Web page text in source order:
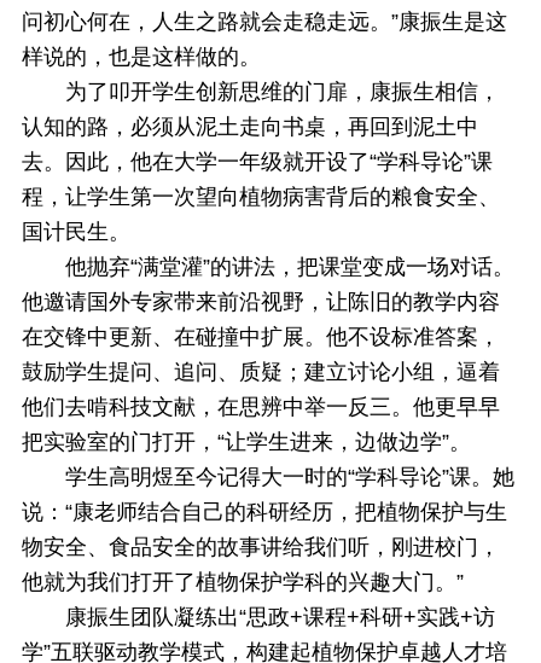
问初心何在，人生之路就会走稳走远。”康振生是这
样说的，也是这样做的。
为了叩开学生创新思维的门扉，康振生相信，
认知的路，必须从泥土走向书桌，再回到泥土中
去。因此，他在大学一年级就开设了“学科导论”课
程，让学生第一次望向植物病害背后的粮食安全、
国计民生。
他抛弃“满堂灌”的讲法，把课堂变成一场对话。
他邀请国外专家带来前沿视野，让陈旧的教学内容
在交锋中更新、在碰撞中扩展。他不设标准答案，
鼓励学生提问、追问、质疑；建立讨论小组，逼着
他们去啃科技文献，在思辨中举一反三。他更早早
把实验室的门打开，“让学生进来，边做边学”。
学生高明煜至今记得大一时的“学科导论”课。她
说：“康老师结合自己的科研经历，把植物保护与生
物安全、食品安全的故事讲给我们听，刚进校门，
他就为我们打开了植物保护学科的兴趣大门。”
康振生团队凝练出“思政+课程+科研+实践+访
学”五联驱动教学模式，构建起植物保护卓越人才培